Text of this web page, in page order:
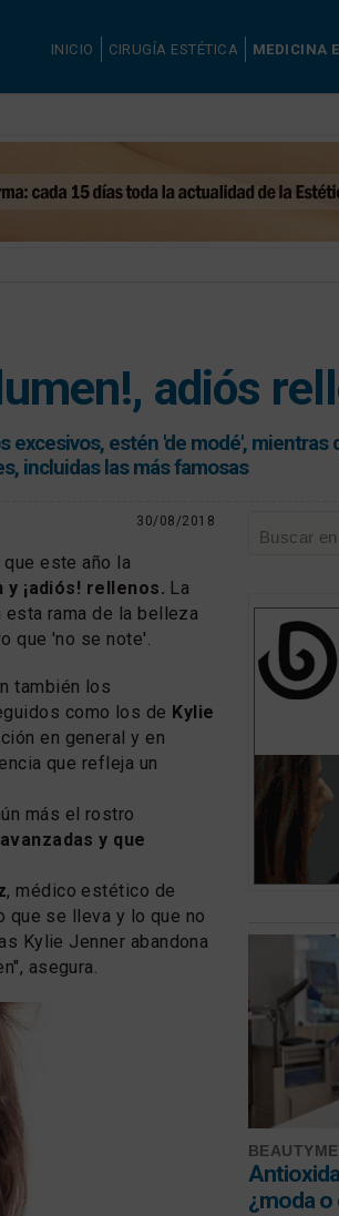
INICIO CIRUGÍA ESTÉTICA MEDICINA
adiós
estén 'de modé', mientras
incluidas las más famosas
¿moda o
30/08/2018
este año la
y ¡adiós! rellenos. La
esta rama de la belleza
que 'no se note'.
también los
como los de Kylie
en general y en
que refleja un
más el rostro
y que
, médico estético de
que se lleva y lo que no
Kylie Jenner abandona
asegura.